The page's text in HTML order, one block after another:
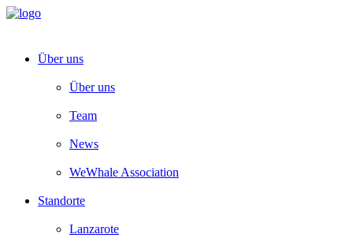
Über uns
Über uns
Team
News
WeWhale Association
Standorte
Lanzarote